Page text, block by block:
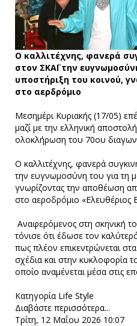
Ο καλλιτέχνης, φανερά
στον ΣΚΑΪ την
υποστήριξη του κοινού,
στο αερδρόμιο
Μεσημέρι Κυριακής (17/05)
μαζί με την ελληνική
ολοκλήρωση του 70ου
Ο καλλιτέχνης, φανερά
την ευγνωμοσύνη του για τη
γνωρίζοντας την αποθέωση
στο αεροδρόμιο «Ελευθέριος
Αναφερόμενος στη σκηνική
τόνισε ότι έδωσε τον
πως πλέον επικεντρώνεται
σχέδια και στην κυκλοφορία
οποίο αναμένεται μέσα στις
Κατηγορία Life Style
Διαβάστε περισσότερα...
Τρίτη, 12 Μαΐου 2026 10:07